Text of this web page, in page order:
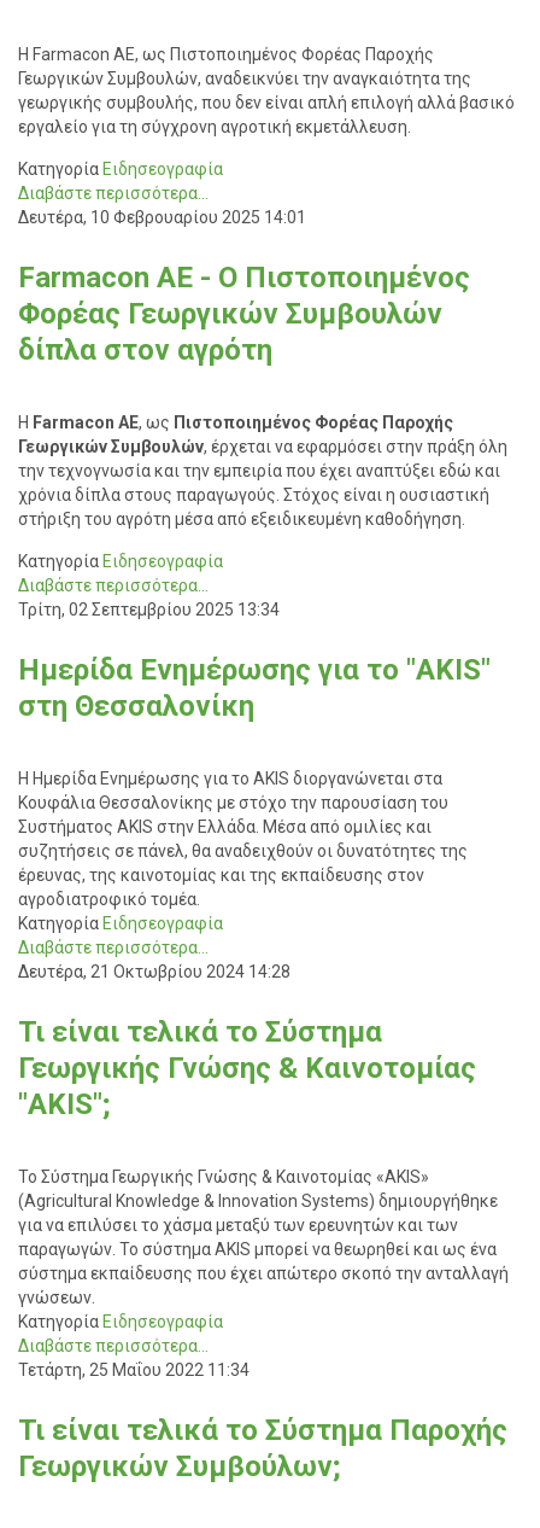
Η Farmacon AE, ως Πιστοποιημένος Φορέας Παροχής
Γεωργικών Συμβουλών, αναδεικνύει την αναγκαιότητα της
γεωργικής συμβουλής, που δεν είναι απλή επιλογή αλλά βασικό
εργαλείο για τη σύγχρονη αγροτική εκμετάλλευση.
Κατηγορία Ειδησεογραφία
Διαβάστε περισσότερα...
Δευτέρα, 10 Φεβρουαρίου 2025 14:01
Farmacon AE - Ο Πιστοποιημένος
Φορέας Γεωργικών Συμβουλών
δίπλα στον αγρότη
Η Farmacon AE, ως Πιστοποιημένος Φορέας Παροχής
Γεωργικών Συμβουλών, έρχεται να εφαρμόσει στην πράξη όλη
την τεχνογνωσία και την εμπειρία που έχει αναπτύξει εδώ και
χρόνια δίπλα στους παραγωγούς. Στόχος είναι η ουσιαστική
στήριξη του αγρότη μέσα από εξειδικευμένη καθοδήγηση.
Κατηγορία Ειδησεογραφία
Διαβάστε περισσότερα...
Τρίτη, 02 Σεπτεμβρίου 2025 13:34
Ημερίδα Ενημέρωσης για το "AKIS"
στη Θεσσαλονίκη
Η Ημερίδα Ενημέρωσης για το AKIS διοργανώνεται στα
Κουφάλια Θεσσαλονίκης με στόχο την παρουσίαση του
Συστήματος AKIS στην Ελλάδα. Μέσα από ομιλίες και
συζητήσεις σε πάνελ, θα αναδειχθούν οι δυνατότητες της
έρευνας, της καινοτομίας και της εκπαίδευσης στον
αγροδιατροφικό τομέα.
Κατηγορία Ειδησεογραφία
Διαβάστε περισσότερα...
Δευτέρα, 21 Οκτωβρίου 2024 14:28
Τι είναι τελικά το Σύστημα
Γεωργικής Γνώσης & Καινοτομίας
"AKIS";
Το Σύστημα Γεωργικής Γνώσης & Καινοτομίας «AKIS»
(Agricultural Knowledge & Innovation Systems) δημιουργήθηκε
για να επιλύσει το χάσμα μεταξύ των ερευνητών και των
παραγωγών. Το σύστημα ΑKIS μπορεί να θεωρηθεί και ως ένα
σύστημα εκπαίδευσης που έχει απώτερο σκοπό την ανταλλαγή
γνώσεων.
Κατηγορία Ειδησεογραφία
Διαβάστε περισσότερα...
Τετάρτη, 25 Μαΐου 2022 11:34
Τι είναι τελικά το Σύστημα Παροχής
Γεωργικών Συμβούλων;